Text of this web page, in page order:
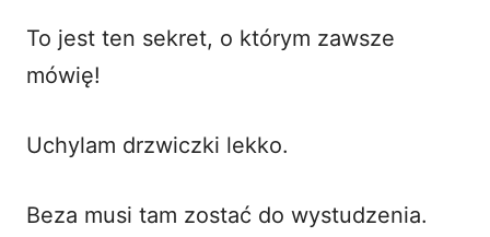
To jest ten sekret, o którym zawsze
mówię!
Uchylam drzwiczki lekko.
Beza musi tam zostać do wystudzenia.